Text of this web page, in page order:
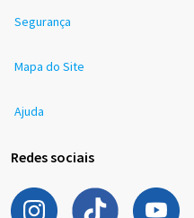
Segurança
Mapa do Site
Ajuda
Redes sociais